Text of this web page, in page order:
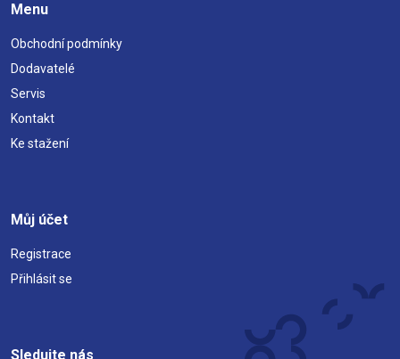
Menu
Obchodní podmínky
Dodavatelé
Servis
Kontakt
Ke stažení
Můj účet
Registrace
Přihlásit se
Sledujte nás